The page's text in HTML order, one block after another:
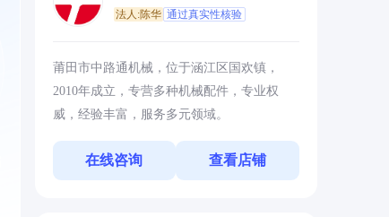
法人:陈华 通过真实性核验
莆田市中路通机械，位于涵江区国欢镇，
2010年成立，专营多种机械配件，专业权
威，经验丰富，服务多元领域。
在线咨询 查看店铺